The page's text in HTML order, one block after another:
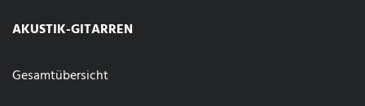
AKUSTIK-GITARREN
Gesamtübersicht